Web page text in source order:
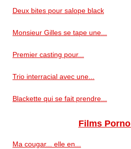
Deux bites pour salope black
Monsieur Gilles se tape une...
Premier casting pour...
Trio interracial avec une...
Blackette qui se fait prendre...
Films
Ma cougar... elle en...